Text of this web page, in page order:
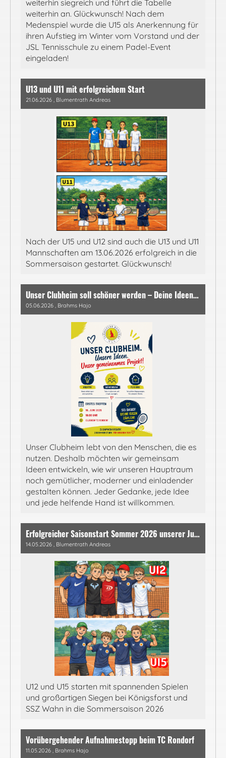
weiterhin siegreich und führt die Tabelle
weiterhin an. Glückwunsch! Nach dem
Medenspiel wurde die U15 als Anerkennung für
ihren Aufstieg im Winter vom Vorstand und der
JSL Tennisschule zu einem Padel-Event
eingeladen!
U13 und U11 mit erfolgreichem Start
21.06.2026 , Blumentrath Andreas
Nach der U15 und U12 sind auch die U13 und U11
Mannschaften am 13.06.2026 erfolgreich in die
Sommersaison gestartet. Glückwunsch!
Unser Clubheim soll schöner werden – Deine Ideen sind gefragt!
05.06.2026 , Brahms Hajo
Unser Clubheim lebt von den Menschen, die es
nutzen. Deshalb möchten wir gemeinsam
Ideen entwickeln, wie wir unseren Hauptraum
noch gemütlicher, moderner und einladender
gestalten können. Jeder Gedanke, jede Idee
und jede helfende Hand ist willkommen.
Erfolgreicher Saisonstart Sommer 2026 unserer Jugend
14.05.2026 , Blumentrath Andreas
U12 und U15 starten mit spannenden Spielen
und großartigen Siegen bei Königsforst und
SSZ Wahn in die Sommersaison 2026
Vorübergehender Aufnahmestopp beim TC Rondorf
11.05.2026 , Brahms Hajo